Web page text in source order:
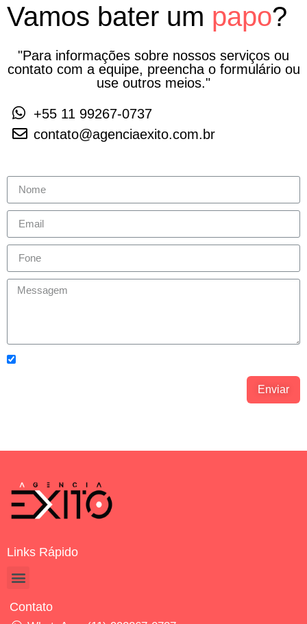
Vamos bater um papo?
"Para informações sobre nossos serviços ou
contato com a equipe, preencha o formulário ou
use outros meios."
+55 11 99267-0737
contato@agenciaexito.com.br
Enviar
Links Rápido
Contato